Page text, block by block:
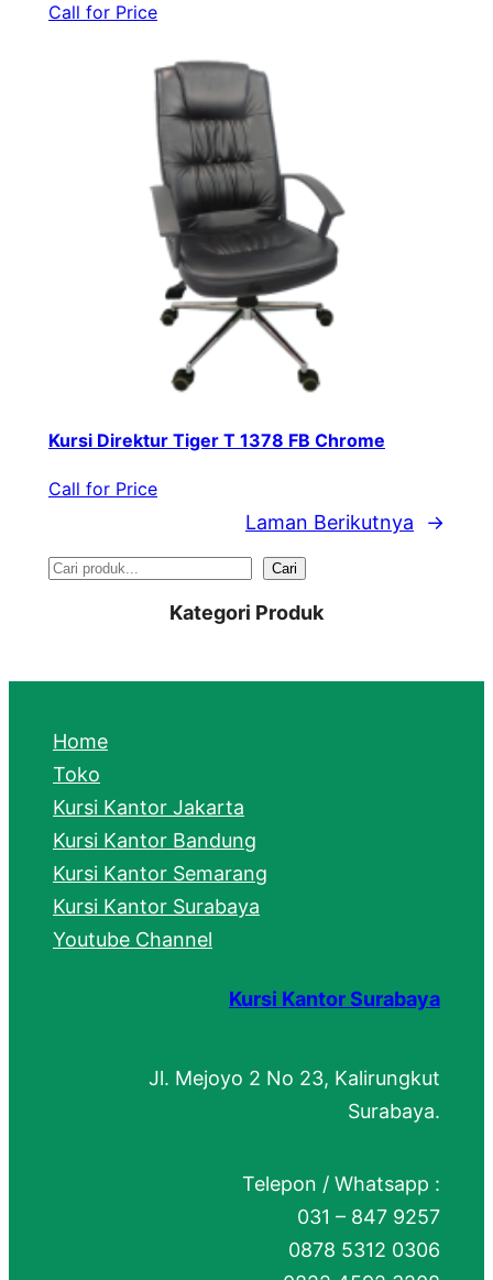
Call for Price
Kursi Direktur Tiger T 1378 FB Chrome
Call for Price
Laman Berikutnya →
S
r
h
Cari
Kategori Produk
Home
Toko
Kursi Kantor Jakarta
Kursi Kantor Bandung
Kursi Kantor Semarang
Kursi Kantor Surabaya
Youtube Channel
Kursi Kantor Surabaya
Jl. Mejoyo 2 No 23, Kalirungkut
Surabaya.
Telepon / Whatsapp :
031 – 847 9257
0878 5312 0306